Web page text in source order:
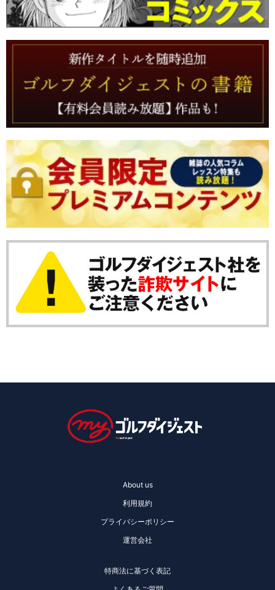
About us
利用規約
プライバシーポリシー
運営会社
特商法に基づく表記